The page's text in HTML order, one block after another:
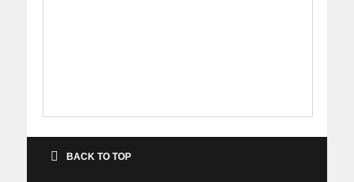
BACK TO TOP